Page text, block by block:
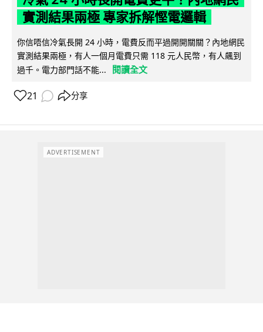
實測結果兩極 專家拆解慳電邏輯
你信唔信冷氣長開 24 小時，電費反而平過開開關關？內地網民
實測結果兩極，有人一個月電費只需 118 元人民幣，有人飆到
過千。電力部門話不能...
閱讀全文
21 分享
ADVERTISEMENT